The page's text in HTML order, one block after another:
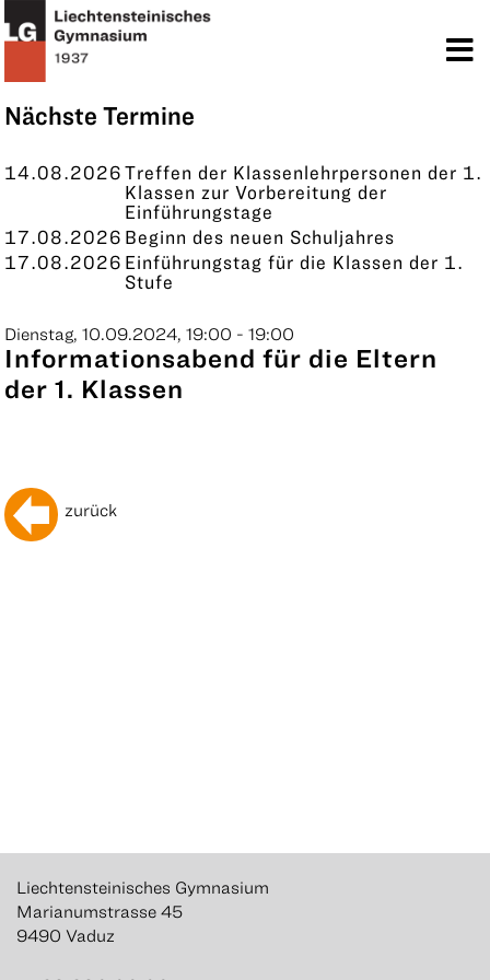
Nächste Termine
14.08.2026Treffen der Klassenlehrpersonen der 1.
Klassen zur Vorbereitung der
Einführungstage
17.08.2026 Beginn des neuen Schuljahres
17.08.2026 Einführungstag für die Klassen der 1.
Stufe
KONTAKT
Dienstag, 10.09.2024, 19:00 - 19:00
Informationsabend für die Eltern
der 1. Klassen
zurück
Liechtensteinisches Gymnasium
Marianumstrasse 45
9490 Vaduz